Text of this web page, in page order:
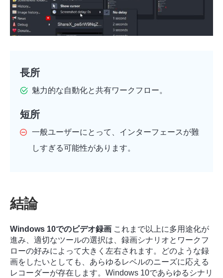
長所
魅力的な自動化と共有ワークフロー。
短所
一般ユーザーにとって、インターフェースが難
しすぎる可能性があります。
結論
Windows 10でのビデオ録画 これまで以上に多用途化が
進み、適切なツールの選択は、録画シナリオとワークフ
ローの好みによって大きく左右されます。どのような録
画をしたいとしても、あらゆるレベルのニーズに応える
レコーダーが存在します。Windows 10であらゆるシナリ